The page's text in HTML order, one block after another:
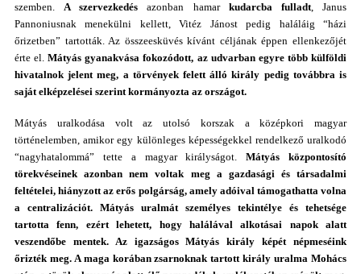
szemben.A szervezkedés azonban hamar kudarcba fulladt, Janus
Pannoniusnak menekülni kellett, Vitéz Jánost pedig haláláig “házi
őrizetben” tartották. Az összeesküvés kívánt céljának éppen ellenkezőjét
érte el.Mátyás gyanakvása fokozódott, az udvarban egyre több külföldi
hivatalnok jelent meg, a törvények felett álló király pedig továbbra is
saját elképzelései szerint kormányozta az országot.
Mátyás uralkodása volt az utolsó korszak a középkori magyar
történelemben, amikor egy különleges képességekkel rendelkező uralkodó
“nagyhatalommá” tette a magyar királyságot.Mátyásközpontosító
törekvéseinek azonban nem voltak meg a gazdasági és társadalmi
feltételei, hiányzott az erős polgárság, amely adóival támogathatta volna
a centralizációt. Mátyás uralmát személyes tekintélye és tehetsége
tartotta fenn, ezért lehetett, hogy halálával alkotásai napok alatt
veszendőbe mentek. Az igazságos Mátyás király képét népmeséink
őrizték meg. A maga korában zsarnoknak tartott király uralma Mohács